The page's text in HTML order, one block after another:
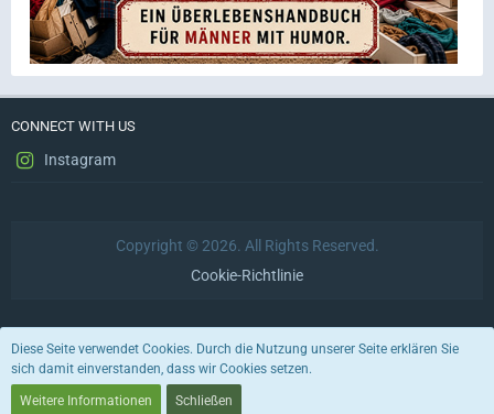
CONNECT WITH US
Instagram
Copyright © 2026. All Rights Reserved.
Cookie-Richtlinie
Datenschutzerklärung Impressum Nutzungsbedingungen
Stil von:
Community-Software:
Diese Seite verwendet Cookies. Durch die Nutzung unserer Seite erklären Sie
sich damit einverstanden, dass wir Cookies setzen.
Weitere Informationen Schließen